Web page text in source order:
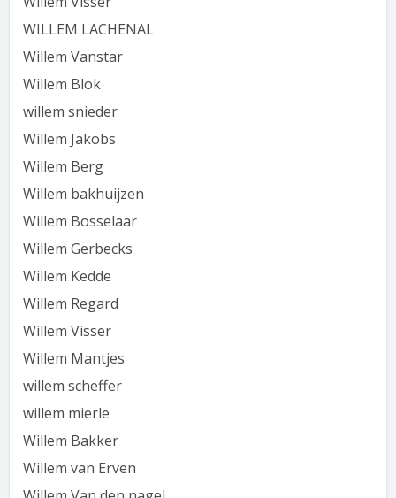
WILLEM LACHENAL
Willem Vanstar
Willem Blok
willem snieder
Willem Jakobs
Willem Berg
Willem bakhuijzen
Willem Bosselaar
Willem Gerbecks
Willem Kedde
Willem Regard
Willem Visser
Willem Mantjes
willem scheffer
willem mierle
Willem Bakker
Willem van Erven